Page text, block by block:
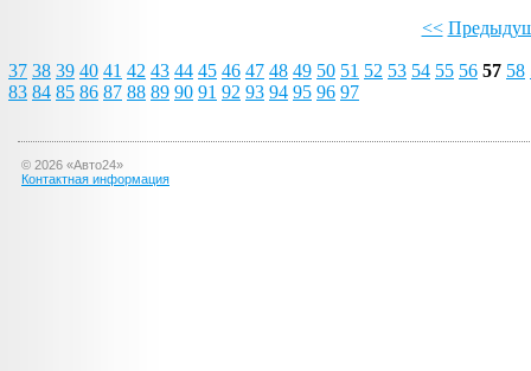
<<
37 38 39 40 41 42 43 44 45 46 47 48 49 50 51 52 53 54 55 56 57 58
83 84 85 86 87 88 89 90 91 92 93 94 95 96 97
© 2026 «Авто24»
Контактная информация